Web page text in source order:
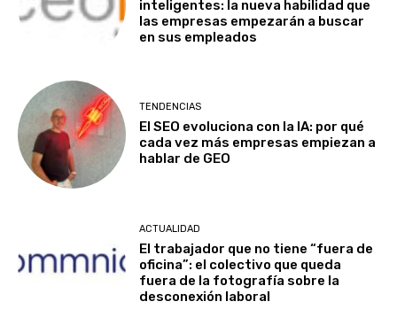
inteligentes: la nueva habilidad que
las empresas empezarán a buscar
en sus empleados
TENDENCIAS
El SEO evoluciona con la IA: por qué
cada vez más empresas empiezan a
hablar de GEO
ACTUALIDAD
El trabajador que no tiene “fuera de
oficina”: el colectivo que queda
fuera de la fotografía sobre la
desconexión laboral